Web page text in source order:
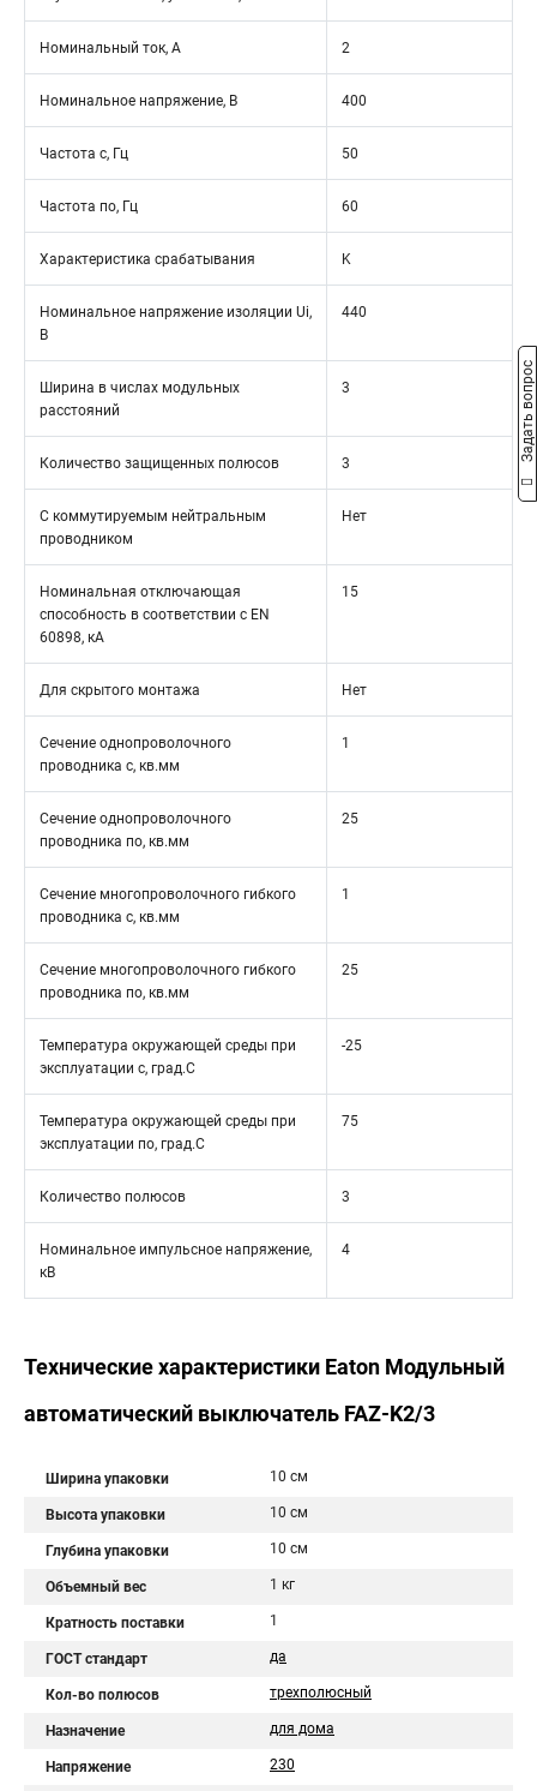
Номинальный ток, А 2
Номинальное напряжение, В 400
Частота с, Гц 50
Частота по, Гц 60
Характеристика срабатывания K
Номинальное напряжение изоляции Ui,
В
440
Ширина в числах модульных
расстояний
3
Количество защищенных полюсов 3
С коммутируемым нейтральным
проводником
Нет
Номинальная отключающая
способность в соответствии с EN
60898, кА
15
Для скрытого монтажа Нет
Сечение однопроволочного
проводника с, кв.мм
1
Сечение однопроволочного
проводника по, кв.мм
25
Сечение многопроволочного гибкого
проводника с, кв.мм
1
Сечение многопроволочного гибкого
проводника по, кв.мм
25
Температура окружающей среды при
эксплуатации с, град.C
-25
Температура окружающей среды при
эксплуатации по, град.C
75
Количество полюсов 3
Номинальное импульсное напряжение,
кВ
4
Технические характеристики Eaton Модульный
автоматический выключатель FAZ-K2/3
Ширина упаковки 10 см
Высота упаковки 10 см
Глубина упаковки 10 см
Объемный вес 1 кг
Кратность поставки 1
ГОСТ стандарт да
Кол-во полюсов трехполюсный
Назначение для дома
Напряжение 230
Задать вопрос